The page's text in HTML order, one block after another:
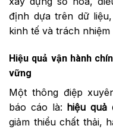
định dựa trên dữ
kinh tế và trách
Hiệu quả vận hành
vững
Một thông điệp
báo cáo là: hiệu quả
giảm thiểu chất thải,